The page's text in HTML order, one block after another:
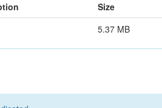
Size
5.37 MB